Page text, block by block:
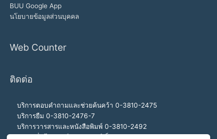
BUU Google App
นโยบายข้อมูลส่วนบุคคล
Web Counter
ติดต่อ
บริการตอบคำถามและช่วยค้นคว้า 0-3810-2475
บริการยืม 0-3810-2476-7
บริการวารสารและหนังสือพิมพ์ 0-3810-2492